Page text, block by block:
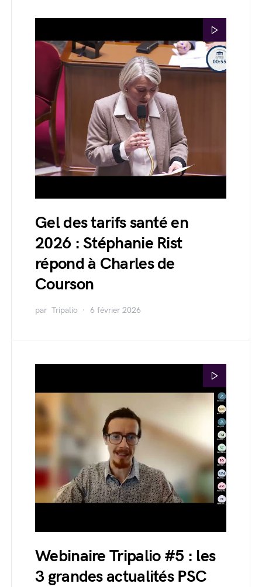
Gel des tarifs santé en
2026 : Stéphanie Rist
répond à Charles de
Courson
par Tripalio 6 février 2026
Webinaire Tripalio #5 : les
3 grandes actualités PSC